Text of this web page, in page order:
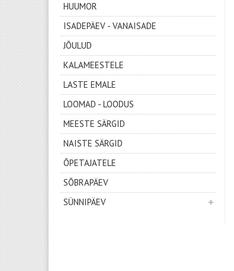
HUUMOR
ISADEPÄEV - VANAISADE
JÕULUD
KALAMEESTELE
LASTE EMALE
LOOMAD - LOODUS
MEESTE SÄRGID
NAISTE SÄRGID
ÕPETAJATELE
SÕBRAPÄEV
SÜNNIPÄEV